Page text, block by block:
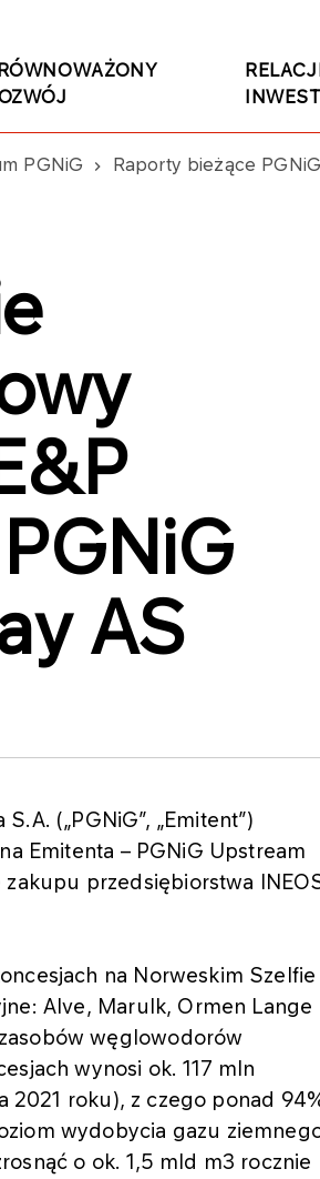
PGNiG Raporty bieżące PGNiG
AS
(„PGNiG”, „Emitent”)
Emitenta – PGNiG Upstream
zakupu przedsiębiorstwa
na Norweskim Szelfie
Alve, Marulk, Ormen Lange
węglowodorów
wynosi ok. 117 mln
2021 roku), z czego ponad
wydobycia gazu
o ok. 1,5 mld m3 rocznie